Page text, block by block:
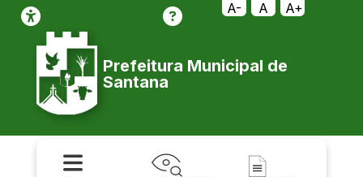
A- A A+
Prefeitura Municipal de
Santana